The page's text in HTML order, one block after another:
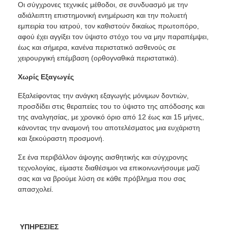
Οι σύγχρονες τεχνικές μέθοδοι, σε συνδυασμό με την
αδιάλειπτη επιστημονική ενημέρωση και την πολυετή
εμπειρία του ιατρού, τον καθιστούν δικαίως πρωτοπόρο,
αφού έχει αγγίξει τον ύψιστο στόχο του να μην παραπέμψει,
έως και σήμερα, κανένα περιστατικό ασθενούς σε
χειρουργική επέμβαση (ορθογναθικά περιστατικά).
Χωρίς Εξαγωγές
Εξαλείφοντας την ανάγκη εξαγωγής μόνιμων δοντιών,
προσδίδει στις θεραπείες του το ύψιστο της απόδοσης και
της αναλγησίας, με χρονικό όριο από 12 έως και 15 μήνες,
κάνοντας την αναμονή του αποτελέσματος μια ευχάριστη
και ξεκούραστη προσμονή.
Σε ένα περιβάλλον άψογης αισθητικής και σύγχρονης
τεχνολογίας, είμαστε διαθέσιμοι να επικοινωνήσουμε μαζί
σας και να βρούμε λύση σε κάθε πρόβλημα που σας
απασχολεί.
ΥΠΗΡΕΣΙΕΣ